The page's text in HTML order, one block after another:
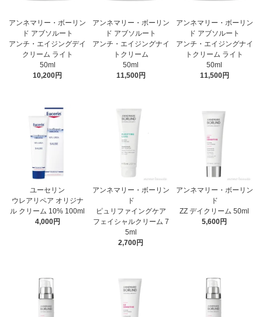
アンネマリー・ボーリン
ド アブソルート
アンチ・エイジングデイ
クリーム ライト
50ml
10,200円
アンネマリー・ボーリン
ド アブソルート
アンチ・エイジングナイ
トクリーム
50ml
11,500円
アンネマリー・ボーリン
ド アブソルート
アンチ・エイジングナイ
トクリーム ライト
50ml
11,500円
ユーセリン
ウレアリペア オリジナ
ル クリーム 10% 100ml
4,000円
アンネマリー・ボーリン
ド
ピュリファイングケア
フェイシャルクリーム 7
5ml
2,700円
アンネマリー・ボーリン
ド
ZZ デイクリーム 50ml
5,600円